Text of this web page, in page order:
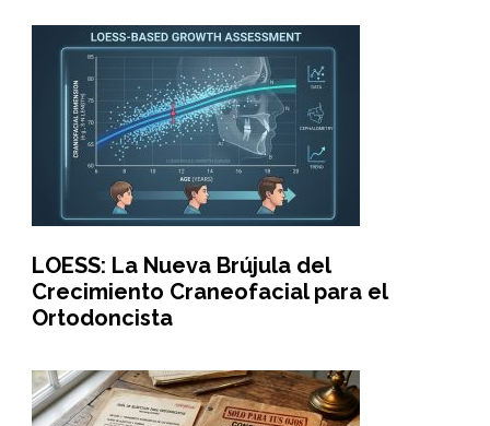
LOESS: La Nueva Brújula del
Crecimiento Craneofacial para el
Ortodoncista